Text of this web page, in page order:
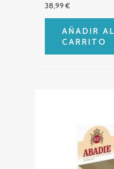
38,99€
AÑADIR AL
CARRITO